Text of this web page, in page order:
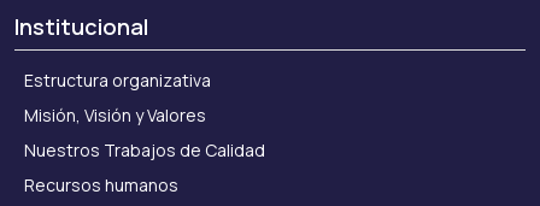
Institucional
Estructura organizativa
Misión, Visión y Valores
Nuestros Trabajos de Calidad
Recursos humanos